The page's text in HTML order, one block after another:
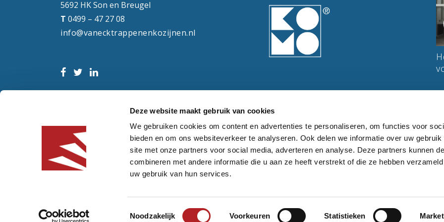
Deze website maakt gebruik van cookies
We gebruiken cookies om content en advertenties te personaliseren, om functies voor
bieden en om ons websiteverkeer te analyseren. Ook delen we informatie over uw gebruik
site met onze partners voor social media, adverteren en analyse. Deze partners kunnen
combineren met andere informatie die u aan ze heeft verstrekt of die ze hebben
uw gebruik van hun services.
Toestemmingsselectie
Noodzakelijk Voorkeuren Statistieken
5692 HK Son en Breugel
T 0499 – 47 27 08
info@vanecktrappenenkozijnen.nl
Azc Prinsenbosch: een plek met een